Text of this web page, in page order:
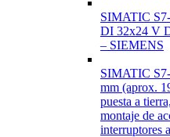
SIMATIC
DI 32x24 V
– SIEMENS
SIMATIC
mm (aprox.
puesta a
montaje de
interruptores